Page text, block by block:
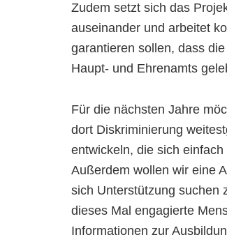
Zudem setzt sich das
auseinander und arbeitet
garantieren sollen, dass
Haupt- und Ehrenamts
Für die nächsten Jahre
dort Diskriminierung
entwickeln, die sich
Außerdem wollen wir eine
sich Unterstützung suchen
dieses Mal engagierte
Informationen zur